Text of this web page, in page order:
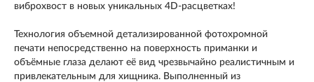
виброхвост в новых уникальных 4D-расцветках!
Технология объемной детализированной фотохромной
печати непосредственно на поверхность приманки и
объёмные глаза делают её вид чрезвычайно реалистичным и
привлекательным для хищника. Выполненный из